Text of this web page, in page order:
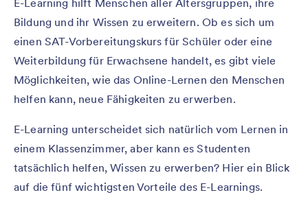
Bildung und ihr Wissen zu erweitern. Ob es sich um
einen SAT-Vorbereitungskurs für Schüler oder eine
Weiterbildung für Erwachsene handelt, es gibt viele
Möglichkeiten, wie das Online-Lernen den Menschen
helfen kann, neue Fähigkeiten zu erwerben.
E-Learning unterscheidet sich natürlich vom Lernen in
einem Klassenzimmer, aber kann es Studenten
tatsächlich helfen, Wissen zu erwerben? Hier ein Blick
auf die fünf wichtigsten Vorteile des E-Learnings.